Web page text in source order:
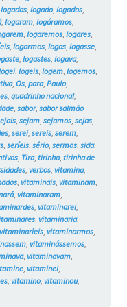
logadas, logado, logados,
, logaram, logáramos,
, logaremos, logares,
, logarmos, logas, logasse,
, logastes, logava,
, logeis, logem, logemos,
, Os, para, Paulo,
, quadrinho nacional,
, sabor, sabor salmão
, sejam, sejamos, sejas,
, serei, sereis, serem,
, seríeis, sério, sermos, sida,
, Tira, tirinha, tirinha de
, verbos, vitamina,
, vitaminais, vitaminam,
, vitaminaram,
, vitaminarei,
, vitaminaria,
vitaminaríeis, vitaminarmos,
, vitaminássemos,
, vitaminavam,
, vitaminei,
, vitamino, vitaminou,